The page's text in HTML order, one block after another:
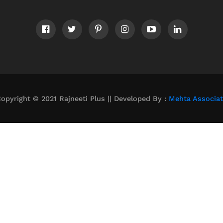
© 2021 Rajneeti Plus || Developed By : Mehta